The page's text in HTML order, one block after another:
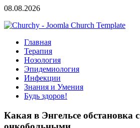
08.08.2026
Главная
Терапия
Нозология
Эпидемиология
Инфекции
Знания и Умения
Будь здоров!
Какая в Энгельсе обстановка с